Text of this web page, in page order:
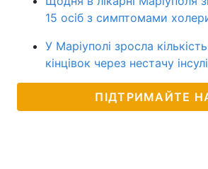
15 осіб з симптомами
У Маріуполі зросла
кінцівок через нестачу
ПІДТРИМАЙТЕ